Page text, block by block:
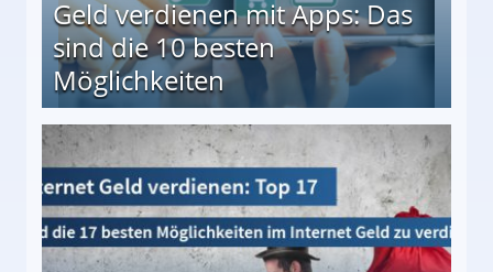
Geld verdienen mit Apps: Das
sind die 10 besten
Möglichkeiten
besten Möglichkeiten